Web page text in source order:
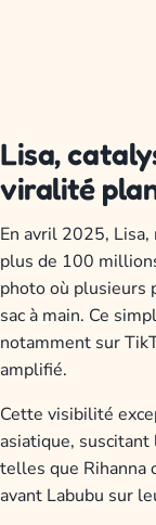
Lisa,
viralité
En avril 2025,
plus de 100
photo où plusieurs
sac à main. Ce
notamment sur
amplifié.
Cette visibilité
asiatique,
telles que Rihanna
avant Labubu sur